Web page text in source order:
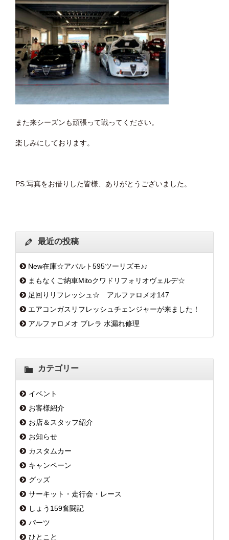
また来シーズンも頑張って戦ってください。
楽しみにしております。
PS:写真をお借りした皆様、ありがとうございました。
最近の投稿
New在庫☆アバルト595ツーリズモ♪♪
まもなくご納車Mitoクワドリフォリオヴェルデ☆
足回りリフレッシュ☆ アルファロメオ147
エアコンガスリフレッシュチェンジャーが来ました！
アルファロメオ ブレラ 水漏れ修理
カテゴリー
イベント
お客様紹介
お店＆スタッフ紹介
お知らせ
カスタムカー
キャンペーン
グッズ
サーキット・走行会・レース
しょう159奮闘記
パーツ
ひとこと